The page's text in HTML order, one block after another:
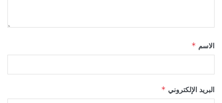
الاسم *
البريد الإلكتروني *